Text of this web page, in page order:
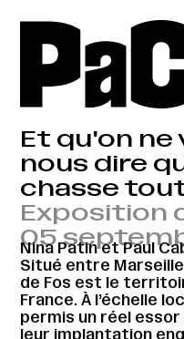
Et qu'on ne
nous dire
chasse
Exposition
05
Nina Patin et Paul
Situé entre
de Fos est le
France. À l’échelle
permis un réel
leur implantation